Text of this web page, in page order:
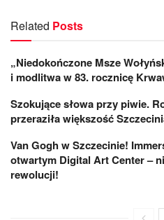
Related Posts
„Niedokończone Msze
i modlitwa w 83. rocznicę
Szokujące słowa przy piwie.
przeraziła większość
Van Gogh w Szczecinie!
otwartym Digital Art Center –
rewolucji!